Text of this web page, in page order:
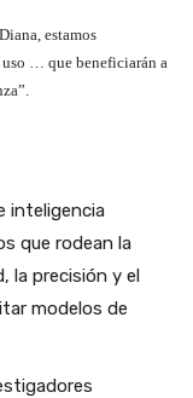
estamos
… que beneficiarán a
inteligencia
que rodean la
la precisión y el
modelos de